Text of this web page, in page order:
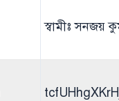
স্বামীঃ সনজয়